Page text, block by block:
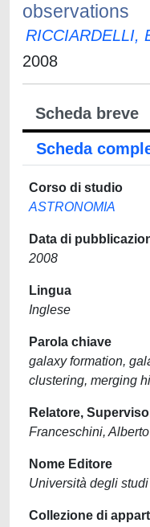
observations
RICCIARDELLI,
2008
Scheda breve
Scheda
Corso di studio
ASTRONOMIA
Data di
2008
Lingua
Inglese
Parola chiave
galaxy formation,
clustering, merging
Relatore,
Franceschini, Alberto
Nome Editore
Università degli
Collezione di